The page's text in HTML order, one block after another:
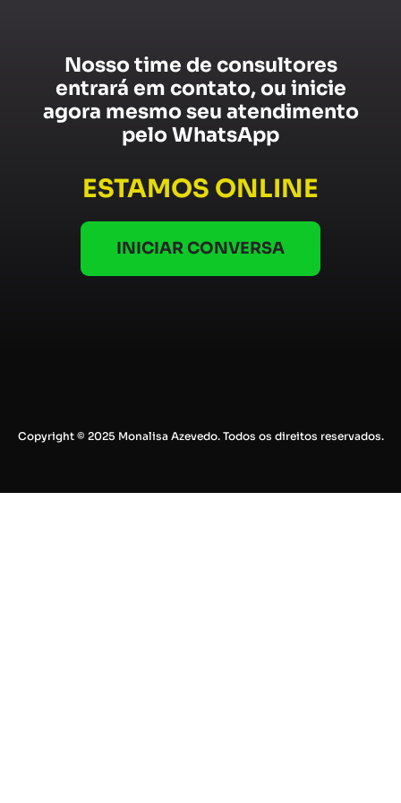
Nosso time de consultores
entrará em contato, ou inicie
agora mesmo seu atendimento
pelo WhatsApp
ESTAMOS ONLINE
INICIAR CONVERSA
Copyright © 2025 Monalisa Azevedo. Todos os direitos reservados.